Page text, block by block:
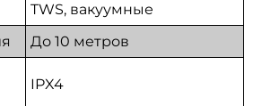
TWS, вакуумные
До 10 метров
IPX4